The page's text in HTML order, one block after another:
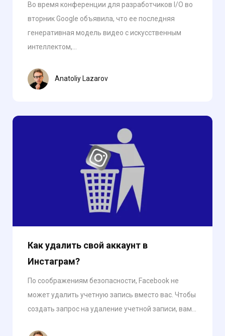
Во время конференции для разработчиков I/O во
вторник Google объявила, что ее последняя
генеративная модель видео с искусственным
интеллектом,...
Anatoliy Lazarov
Как удалить свой аккаунт в
Инстаграм?
По соображениям безопасности, Facebook не
может удалить учетную запись вместо вас. Чтобы
создать запрос на удаление учетной записи, вам...